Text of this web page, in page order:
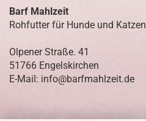
Barf Mahlzeit
Rohfutter für Hunde und Katzen
Olpener Straße. 41
51766 Engelskirchen
E-Mail: info@barfmahlzeit.de